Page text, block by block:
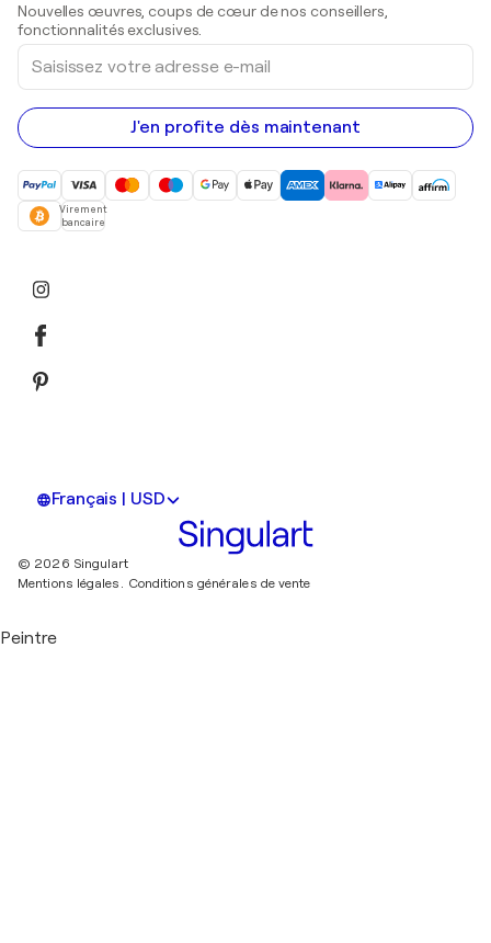
Peintures acryliques
Nouvelles œuvres, coups de cœur de nos conseillers,
fonctionnalités exclusives.
Saisissez
votre
adresse
e-
mail
J'en profite dès maintenant
Virement
bancaire
Français | USD
© 2026 Singulart
Mentions légales. Conditions générales de vente
Peintre